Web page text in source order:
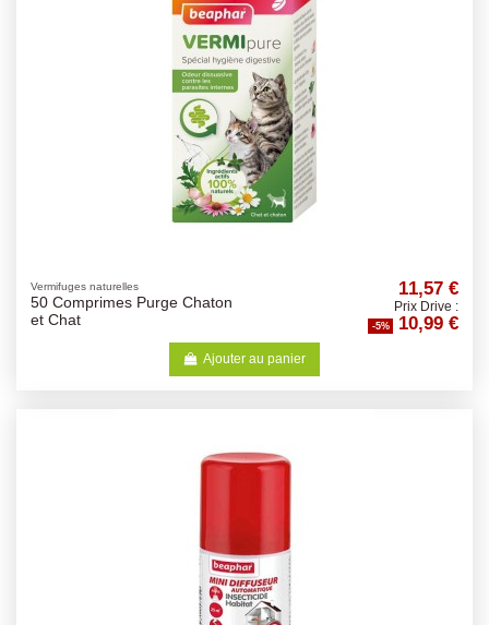
Vermifuges naturelles
50 Comprimes Purge Chaton
et Chat
11,57 €
Prix Drive :
-5% 10,99 €
Ajouter au panier